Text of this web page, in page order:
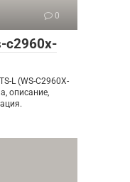
0
c2960x-
L (WS-C2960X-
описание,